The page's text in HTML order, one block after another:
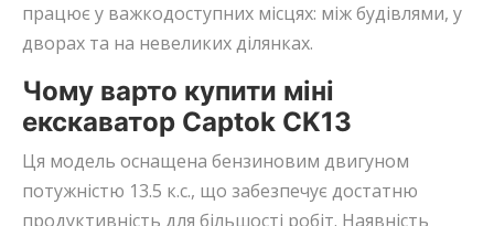
працює у важкодоступних місцях: між будівлями, у
дворах та на невеликих ділянках.
Чому варто купити міні
екскаватор Captok CK13
Ця модель оснащена бензиновим двигуном
потужністю 13.5 к.с., що забезпечує достатню
продуктивність для більшості робіт. Наявність